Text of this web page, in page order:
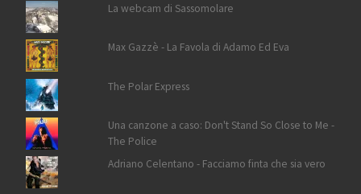
La webcam di Sassomolare
Max Gazzè - La Favola di Adamo Ed Eva
The Polar Express
Una canzone a caso: Don't Stand So Close to Me -
The Police
Adriano Celentano - Facciamo finta che sia vero